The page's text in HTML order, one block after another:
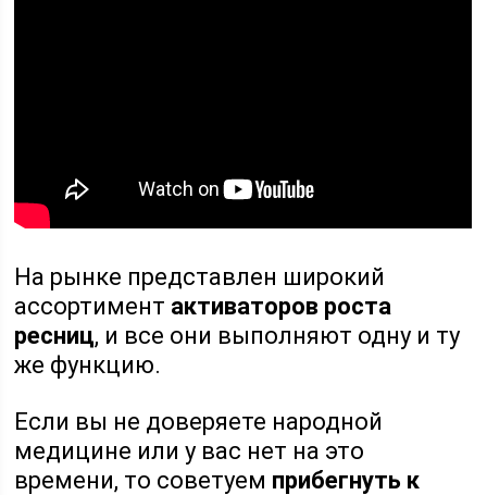
На рынке представлен широкий
ассортимент активаторов роста
ресниц, и все они выполняют одну и ту
же функцию.
Если вы не доверяете народной
медицине или у вас нет на это
времени, то советуем прибегнуть к